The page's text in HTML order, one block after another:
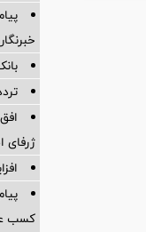
خبرنگار
بانک
ژرفای
کسب